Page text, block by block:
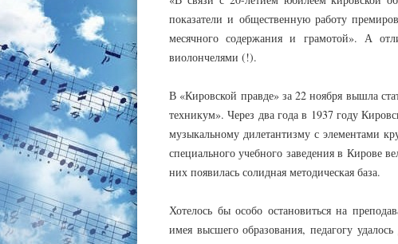
показатели и общественную работу
месячного содержания и грамотой». А
виолончелями (!).
В «Кировской правде» за 22 ноября вышла
техникум». Через два года в 1937 году
музыкальному дилетантизму с элементами
специального учебного заведения в Кирове
них появилась солидная методическая база.
Хотелось бы особо остановиться на
имея высшего образования, педагогу